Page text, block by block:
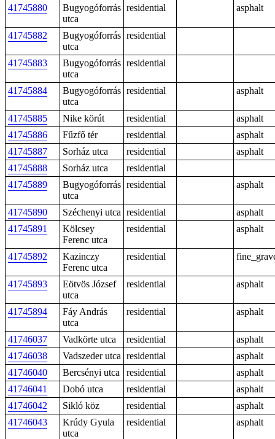
41745880
Bugyogóforrás
utca
residential asphalt
41745882
Bugyogóforrás
utca
residential
41745883
Bugyogóforrás
utca
residential
41745884
Bugyogóforrás
utca
residential asphalt
41745885 Nike körút residential
asphalt
41745886
Fűzfő tér residential
asphalt
41745887
Sorház utca residential
asphalt
41745888
Sorház utca
residential
41745889
Bugyogóforrás
utca
residential asphalt
41745890 Széchenyi utca residential
asphalt
41745891
Kölcsey
Ferenc utca
residential asphalt
41745892
Kazinczy
Ferenc utca
residential
41745893
Eötvös József
utca
residential asphalt
41745894
Fáy András
utca
residential asphalt
41746037 Vadkörte utca residential
asphalt
41746038
Vadszeder utca residential
asphalt
41746040
Bercsényi utca residential
asphalt
41746041
Dobó utca residential
asphalt
41746042
Sikló köz residential
asphalt
41746043
Krúdy Gyula
utca
residential asphalt